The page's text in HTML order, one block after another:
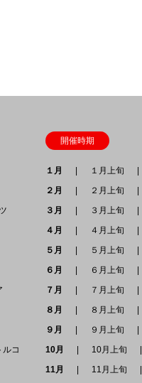
ルコ
開催時期
１月 １月上旬
２月
２月上旬
３月
３月上旬
４月
４月上旬
５月
５月上旬
６月
６月上旬
７月
７月上旬
８月
８月上旬
９月
９月上旬
10月
10月上旬
11月
11月上旬